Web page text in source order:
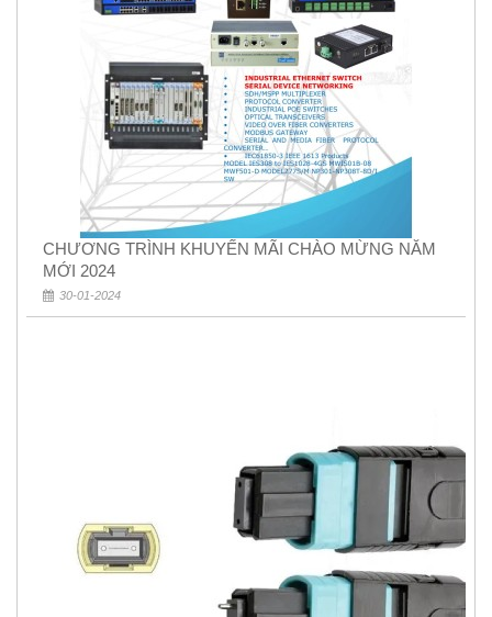
CHƯƠNG TRÌNH KHUYẾN MÃI CHÀO MỪNG NĂM
MỚI 2024
30-01-2024